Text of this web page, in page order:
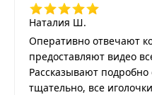
Наталия Ш.
Оперативно отвечают
предоставляют видео
Рассказывают
тщательно, все